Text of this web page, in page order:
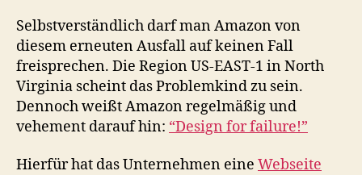
Selbstverständlich darf man Amazon von
diesem erneuten Ausfall auf keinen Fall
freisprechen. Die Region US-EAST-1 in North
Virginia scheint das Problemkind zu sein.
Dennoch weißt Amazon regelmäßig und
vehement darauf hin: “Design for failure!”
Hierfür hat das Unternehmen eine Webseite